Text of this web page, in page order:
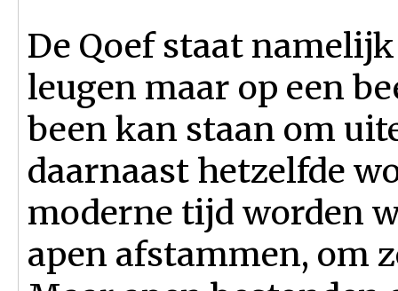
De Qoef staat
leugen maar op een
been kan staan om
daarnaast hetzelfde
moderne tijd worden
apen afstammen, om